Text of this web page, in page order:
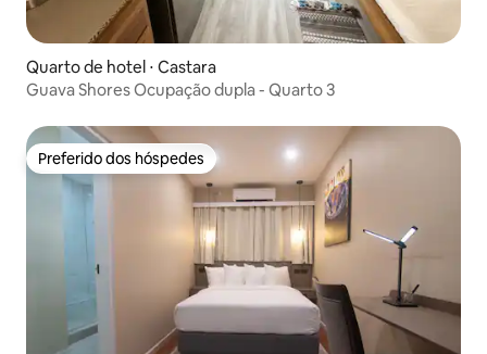
Quarto de hotel ⋅ Castara
Guava Shores Ocupação dupla - Quarto 3
Preferido dos hóspedes
Preferido dos hóspedes